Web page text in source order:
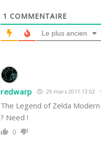
1 COMMENTAIRE
Le plus ancien
redwarp 29 mars 2011 13:02
The Legend of Zelda
? Need !
0